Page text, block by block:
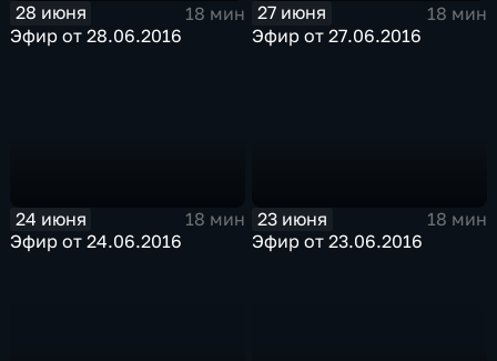
28 июня
18 мин
Эфир от 28.06.2016
27 июня
18 мин
Эфир от 27.06.2016
24 июня
18 мин
Эфир от 24.06.2016
23 июня
18 мин
Эфир от 23.06.2016